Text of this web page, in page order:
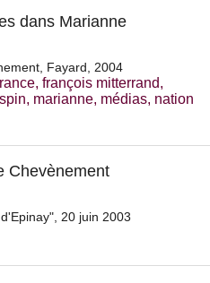
dans Marianne
Fayard, 2004
, françois mitterrand,
, marianne, médias, nation
Chevènement
20 juin 2003